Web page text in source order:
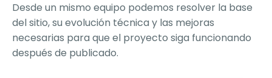
Desde un mismo equipo podemos resolver la base
del sitio, su evolución técnica y las mejoras
necesarias para que el proyecto siga funcionando
después de publicado.